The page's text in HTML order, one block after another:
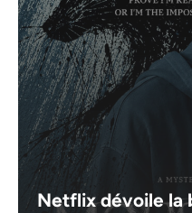
Netflix dévoile la